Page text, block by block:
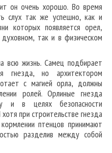
он очень хорошо. Во время
слух так же успешно, как и
которых появляется орел,
так и в физическом
всю жизнь. Самец подбирает
гнезда, но архитектором
с магией орла, должны
ролей. Орлиные гнезда
и в целях безопасности
при строительстве гнезда
птенцов принимают
разделив между собой